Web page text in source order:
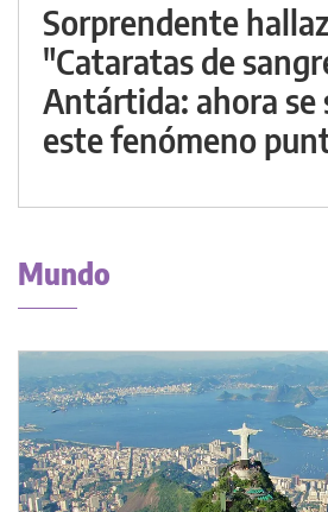
Sorprendente
"Cataratas de
Antártida: ahora se
este fenómeno
Mundo